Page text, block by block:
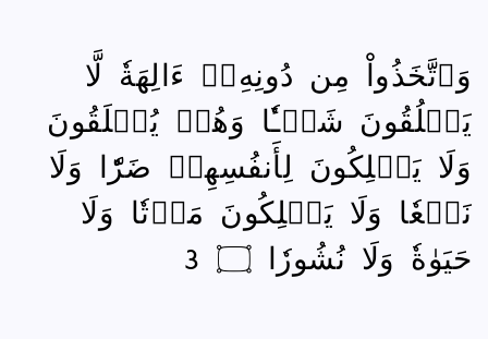
وَٱتَّخَذُواْ مِن دُونِهِۦٓ ءَالِهَةٗ لَّا
يَخۡلُقُونَ شَيۡـٔٗا وَهُمۡ يُخۡلَقُونَ
وَلَا يَمۡلِكُونَ لِأَنفُسِهِمۡ ضَرّٗا وَلَا
نَفۡعٗا وَلَا يَمۡلِكُونَ مَوۡتٗا وَلَا
حَيَوٰةٗ وَلَا نُشُورٗا ۝ 3